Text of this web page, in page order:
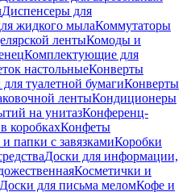
Диспенсеры для
жидкого мылаКоммутаторы
лентыКомоды и
Комплектующие для
настольныеКонверты
туалетной бумагиКонверты
лентыКондиционеры
на унитазКонференц-
коробкахКонфеты
папки с завязкамиКоробки
Доски для информации,
Косметички и
Доски для письма меломКофе и